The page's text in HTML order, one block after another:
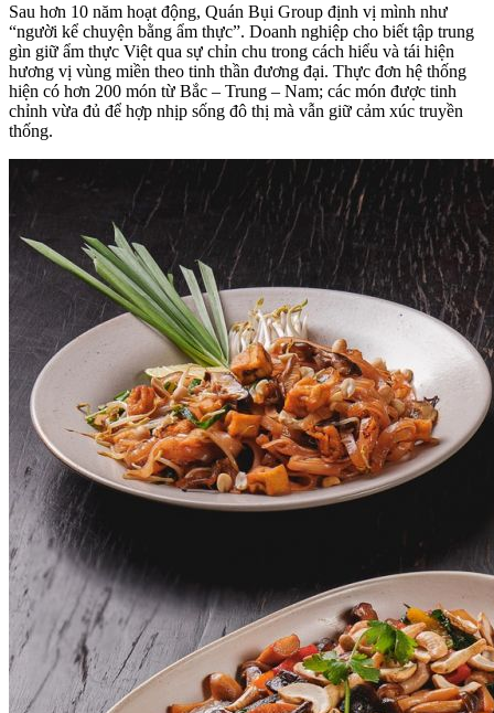
Sau hơn 10 năm hoạt động, Quán Bụi Group định vị mình như
“người kể chuyện bằng ẩm thực”. Doanh nghiệp cho biết tập trung
gìn giữ ẩm thực Việt qua sự chỉn chu trong cách hiểu và tái hiện
hương vị vùng miền theo tinh thần đương đại. Thực đơn hệ thống
hiện có hơn 200 món từ Bắc – Trung – Nam; các món được tinh
chỉnh vừa đủ để hợp nhịp sống đô thị mà vẫn giữ cảm xúc truyền
thống.